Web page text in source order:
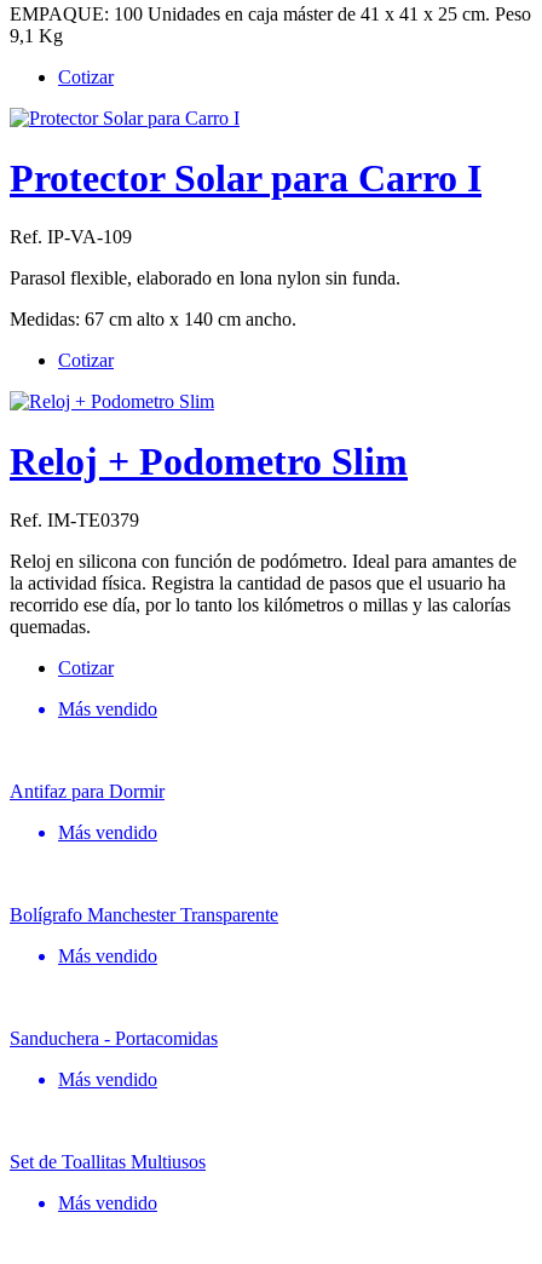
EMPAQUE: 100 Unidades en caja máster de 41 x 41 x 25 cm. Peso
9,1 Kg
Cotizar
Protector Solar para Carro I
Ref. IP-VA-109
Parasol flexible, elaborado en lona nylon sin funda.
Medidas: 67 cm alto x 140 cm ancho.
Cotizar
Reloj + Podometro Slim
Ref. IM-TE0379
Reloj en silicona con función de podómetro. Ideal para amantes de
la actividad física. Registra la cantidad de pasos que el usuario ha
recorrido ese día, por lo tanto los kilómetros o millas y las calorías
quemadas.
Cotizar
Más vendido
Antifaz para Dormir
Más vendido
Bolígrafo Manchester Transparente
Más vendido
Sanduchera - Portacomidas
Más vendido
Set de Toallitas Multiusos
Más vendido